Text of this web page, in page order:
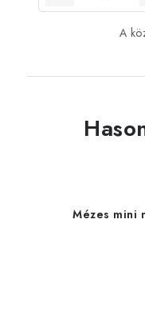
A
Mézes mini